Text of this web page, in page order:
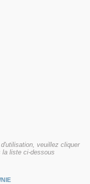
veuillez cliquer
la liste ci-dessous